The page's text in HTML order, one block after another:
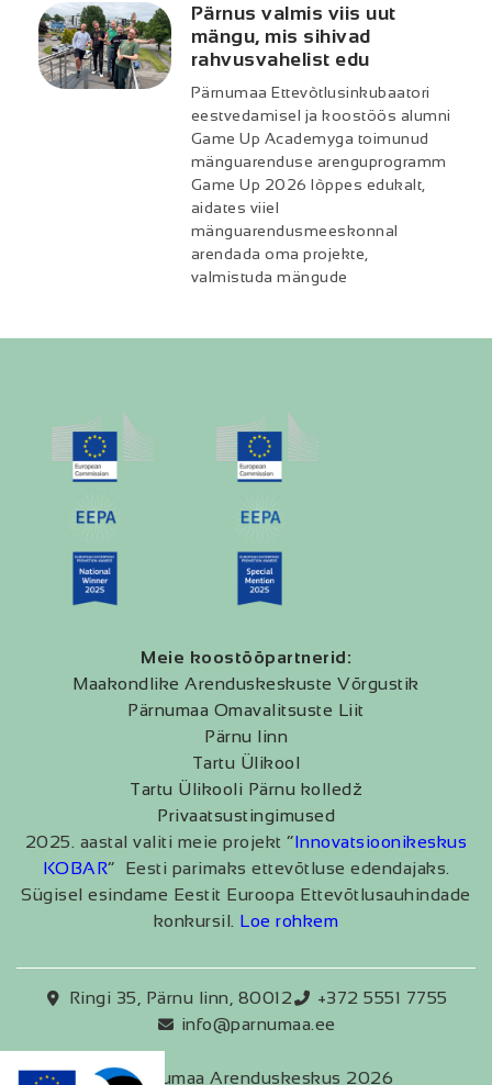
Pärnus valmis viis uut
mängu, mis sihivad
rahvusvahelist edu
Pärnumaa Ettevõtlusinkubaatori
eestvedamisel ja koostöös alumni
Game Up Academyga toimunud
mänguarenduse arenguprogramm
Game Up 2026 lõppes edukalt,
aidates viiel
mänguarendusmeeskonnal
arendada oma projekte,
valmistuda mängude
Meie koostööpartnerid:
Maakondlike Arenduskeskuste Võrgustik
Pärnumaa Omavalitsuste Liit
Pärnu linn
Tartu Ülikool
Tartu Ülikooli Pärnu kolledž
Privaatsustingimused
2025. aastal valiti meie projekt “Innovatsioonikeskus
KOBAR” Eesti parimaks ettevõtluse edendajaks.
Sügisel esindame Eestit Euroopa Ettevõtlusauhindade
konkursil. Loe rohkem
Ringi 35, Pärnu linn, 80012
+372 5551 7755
info@parnumaa.ee
Pärnumaa Arenduskeskus 2026